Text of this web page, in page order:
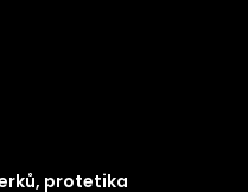
protetika